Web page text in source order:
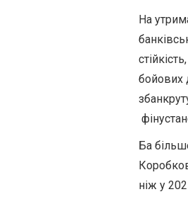
На
бойових
Ба
ніж у